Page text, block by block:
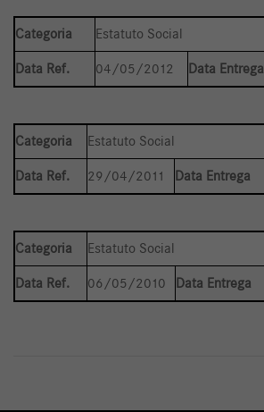
Categoria Estatuto Social
Data Ref. 04/05/2012 Data Entrega
Categoria Estatuto Social
Data Ref. 29/04/2011 Data Entrega
Categoria Estatuto Social
Data Ref. 06/05/2010 Data Entrega